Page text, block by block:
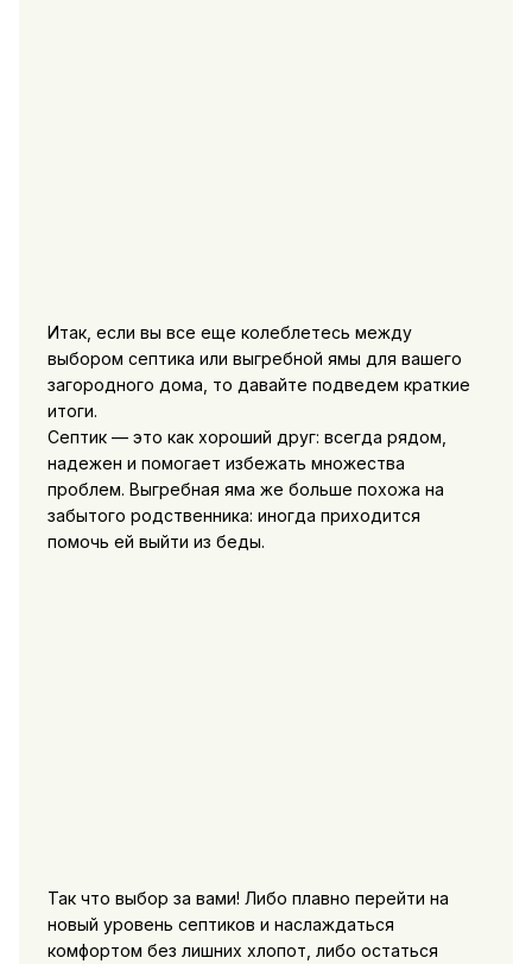
Итак, если вы все еще колеблетесь между
выбором септика или выгребной ямы для вашего
загородного дома, то давайте подведем краткие
итоги.
Септик — это как хороший друг: всегда рядом,
надежен и помогает избежать множества
проблем. Выгребная яма же больше похожа на
забытого родственника: иногда приходится
помочь ей выйти из беды.
Так что выбор за вами! Либо плавно перейти на
новый уровень септиков и наслаждаться
комфортом без лишних хлопот, либо остаться